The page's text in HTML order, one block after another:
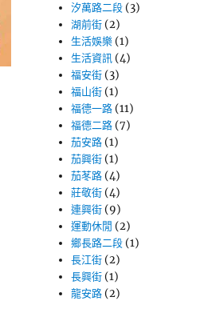
汐萬路二段 (3)
湖前街 (2)
生活娛樂 (1)
生活資訊 (4)
福安街 (3)
福山街 (1)
福德一路 (11)
福德二路 (7)
茄安路 (1)
茄興街 (1)
茄苳路 (4)
莊敬街 (4)
連興街 (9)
運動休閒 (2)
鄉長路二段 (1)
長江街 (2)
長興街 (1)
龍安路 (2)